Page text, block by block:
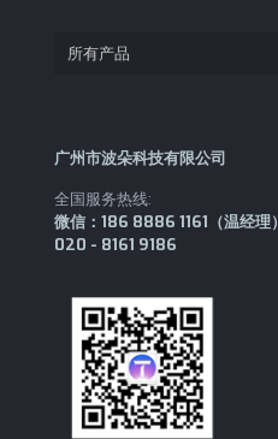
所有产品
广州市波朵科技有限公司
全国服务热线:
微信：186 8886 1161（温经理）
020 - 8161 9186